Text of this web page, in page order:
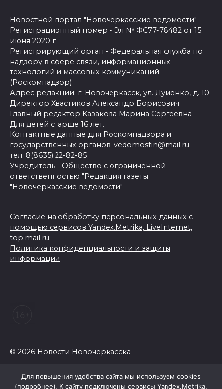
Новостной портал "Новочеркасские ведомости"
Регистрационный номер - Эл № ФС77-78482 от 15
июня 2020 г.
Регистрирующий орган - Федеральная служба по
надзору в сфере связи, информационных
технологий и массовых коммуникаций
(Роскомнадзор)
Адрес редакции: г. Новочеркасск, ул. Думенко, д. 10
Директор Хвастиков Александр Борисович
Главный редактор Казакова Марина Сергеевна
Для детей старше 16 лет.
Контактные данные для Роскомнадзора и
государственных органов: vedomostin@mail.ru
тел. 8(8635) 22-82-85
Учредитель - Общество с ограниченной
ответственностью "Редакция газеты
"Новочеркасские ведомости"
Согласие на обработку персональных данных с
помощью сервисов Yandex.Metrika, LiveInternet,
top.mail.ru
Политика конфиденциальности и защиты
информации
© 2026 Новости Новочеркасска
Для повышения удобства сайта мы используем cookies
(подробнее). К сайту подключены сервисы Yandex.Metrika,